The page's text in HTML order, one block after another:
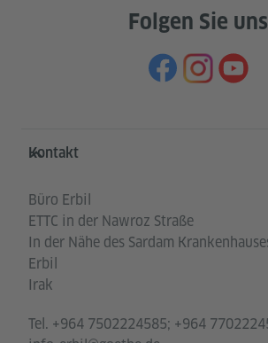
Folgen Sie uns
Service- und
Kontakt
Büro Erbil
ETTC in der Nawroz Straße
In der Nähe des Sardam
Erbil
Irak
Tel. +964 7502224585; +964